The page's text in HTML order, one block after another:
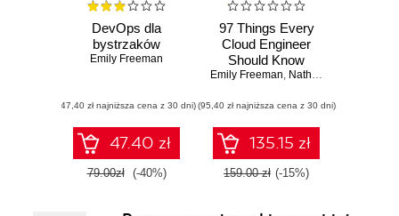
DevOps dla
bystrzaków
Emily Freeman
(47,40 zł najniższa cena z 30 dni)
47.40 zł
79.00zł (-40%)
97 Things Every
Cloud Engineer
Should Know
Emily Freeman, Nathen Harvey
(95,40 zł najniższa cena z 30 dni)
135.15 zł
159.00 zł (-15%)